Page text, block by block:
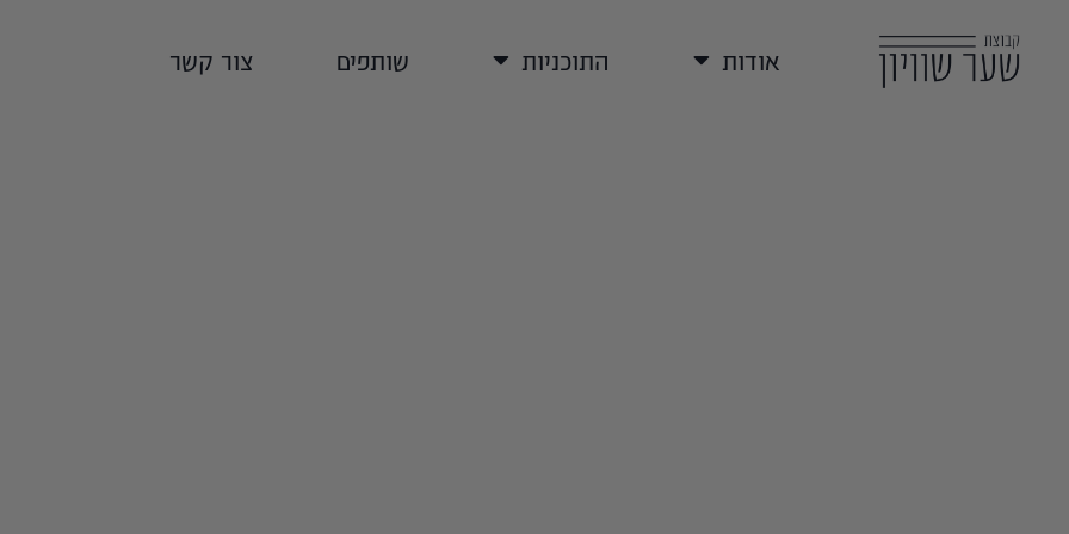
אודות התוכניות שותפים צור קשר